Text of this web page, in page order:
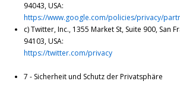
94043, USA:
https://www.google.com/policies/privacy/
c) Twitter, Inc., 1355 Market St, Suite 900, San
94103, USA:
https://twitter.com/privacy
7 - Sicherheit und Schutz der Privatsphäre